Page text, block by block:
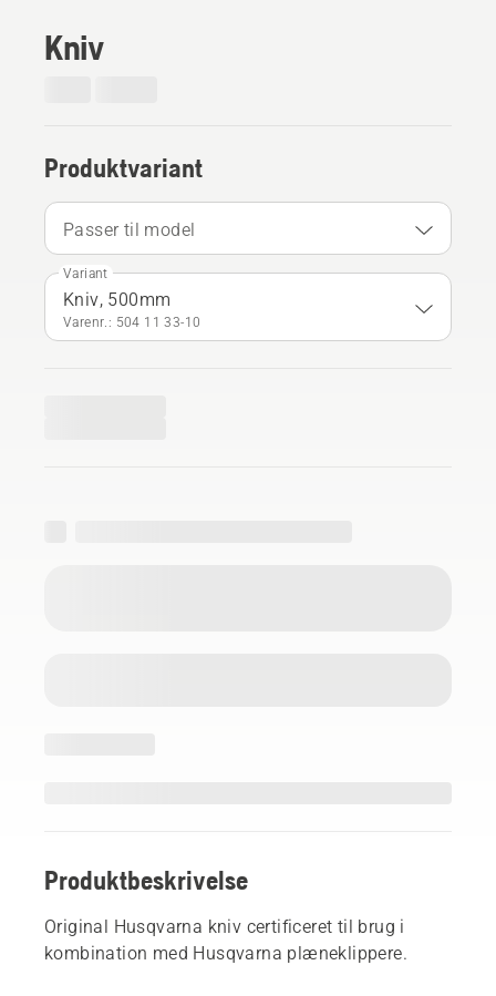
Kniv
Produktvariant
Passer til model
Variant
Kniv, 500mm
Varenr.: 504 11 33‑10
Produktbeskrivelse
Original Husqvarna kniv certificeret til brug i
kombination med Husqvarna plæneklippere.